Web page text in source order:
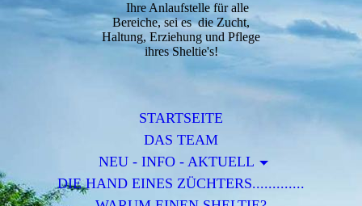
Ihre Anlaufstelle für alle
Bereiche, sei es die Zucht,
Haltung, Erziehung und Pflege
ihres Sheltie's!
STARTSEITE
DAS TEAM
NEU - INFO - AKTUELL
DIE HAND EINES ZÜCHTERS.............